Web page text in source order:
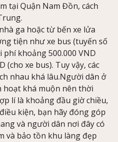
tại Quận Nam Đồn, cách
ga hoặc từ bến xe lửa
tiện như xe bus (tuyến số
phí khoảng 500.000 VND
(cho xe bus). Tuy vậy, các
nhau khá lâu.Người dân ở
hoạt khá muộn nên thời
lí là khoảng đầu giờ chiều,
kiện, bạn hãy đóng góp
và người dân nơi đây có
và bảo tồn khu làng đẹp